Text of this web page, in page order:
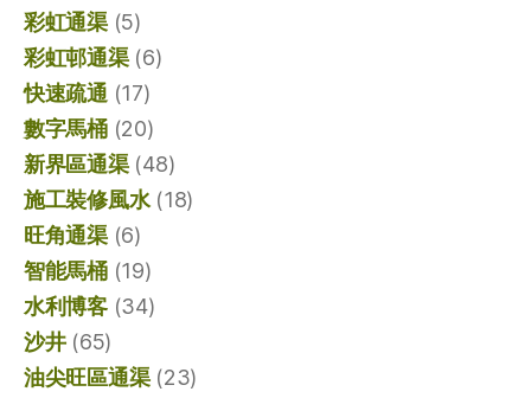
彩虹通渠(5)
彩虹邨通渠(6)
快速疏通 (17)
數字馬桶(20)
新界區通渠(48)
施工裝修風水(18)
旺角通渠(6)
智能馬桶(19)
水利博客(34)
沙井(65)
油尖旺區通渠(23)